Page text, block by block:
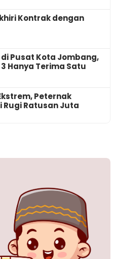
Kontrak dengan
Pusat Kota Jombang,
Hanya Terima Satu
Peternak
Rugi Ratusan Juta